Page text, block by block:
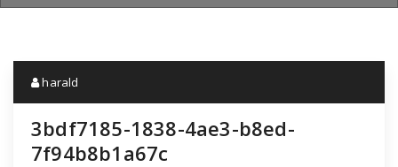
harald
3bdf7185-1838-4ae3-b8ed-
7f94b8b1a67c